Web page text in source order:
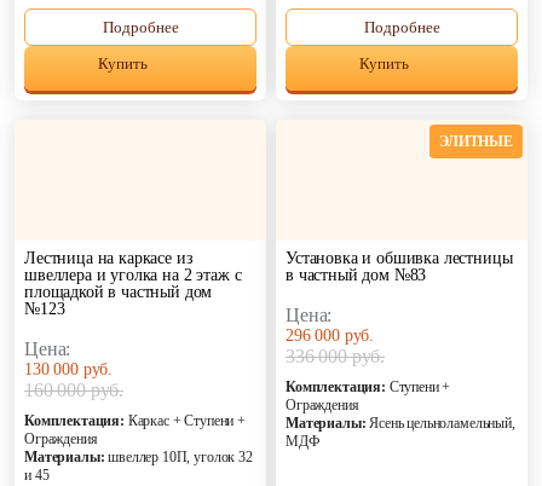
Подробнее
Купить
Подробнее
Купить
Лестница на каркасе из
швеллера и уголка на 2 этаж с
площадкой в частный дом
№123
Цена:
130 000 руб.
160 000 руб.
Комплектация: Каркас + Ступени +
Ограждения
Материалы: швеллер 10П, уголок 32
и 45
ЭЛИТНЫЕ
Установка и обшивка лестницы
в частный дом №83
Цена:
296 000 руб.
336 000 руб.
Комплектация: Ступени +
Ограждения
Материалы: Ясень цельноламельный,
МДФ